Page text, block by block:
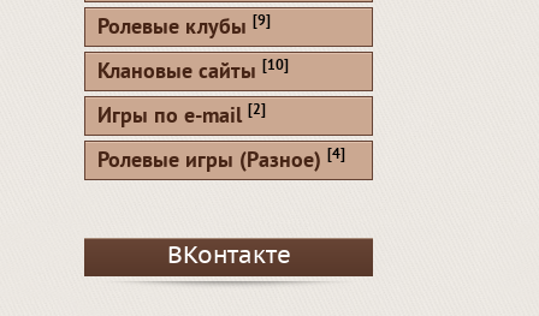
Ролевые клубы [9]
Клановые сайты [10]
Игры по e-mail [2]
Ролевые игры (Разное) [4]
ВКонтакте